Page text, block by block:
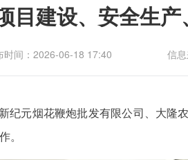
目建设、安全生
时间：2026-06-18 17:40 信
纪元烟花鞭炮批发有限公司、大隆
。